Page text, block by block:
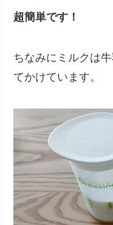
超簡単です！
ちなみにミルクは
てかけています。